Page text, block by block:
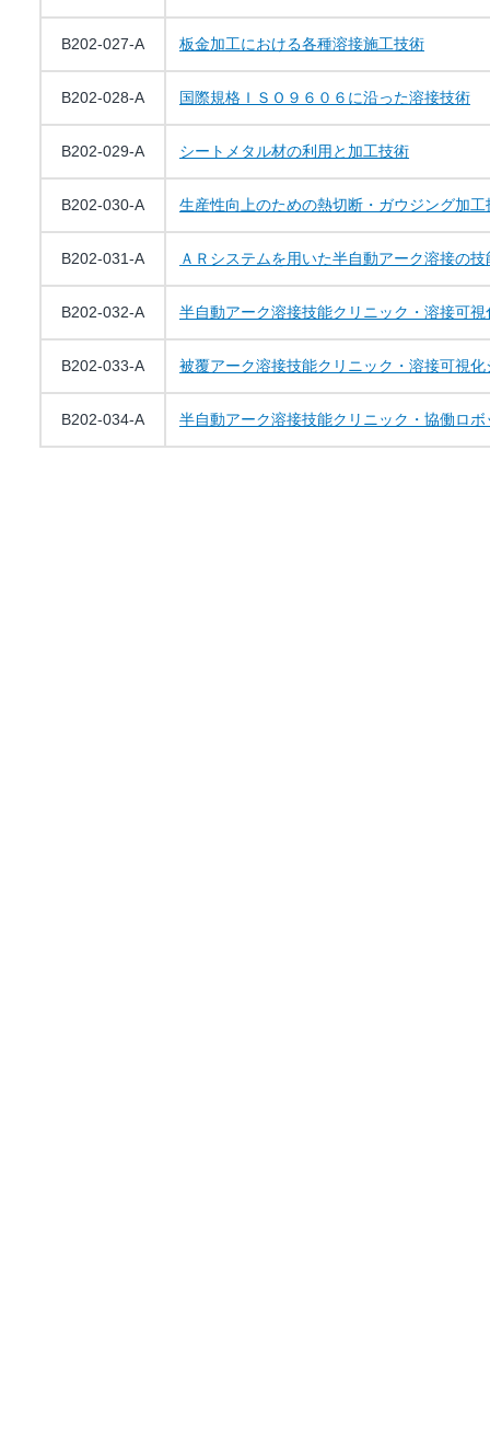
B202-027-A 板金加工における各種溶接施工技術
B202-028-A 国際規格ＩＳＯ９６０６に沿った溶接技術
B202-029-A シートメタル材の利用と加工技術
B202-030-A 生産性向上のための熱切断・ガウジング加工
B202-031-A ＡＲシステムを用いた半自動アーク溶接の技
B202-032-A 半自動アーク溶接技能クリニック・溶接可
B202-033-A 被覆アーク溶接技能クリニック・溶接可視
B202-034-A 半自動アーク溶接技能クリニック・協働ロボ